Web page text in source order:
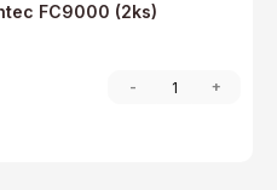
FC9000 (2ks)
- +